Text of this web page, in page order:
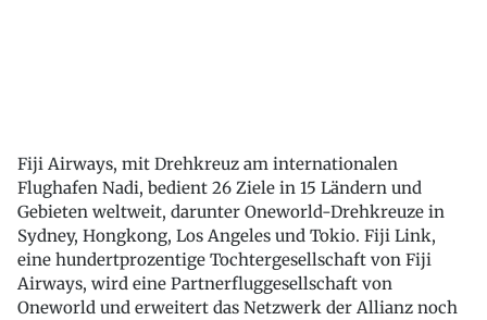
Fiji Airways, mit Drehkreuz am internationalen
Flughafen Nadi, bedient 26 Ziele in 15 Ländern und
Gebieten weltweit, darunter Oneworld-Drehkreuze in
Sydney, Hongkong, Los Angeles und Tokio. Fiji Link,
eine hundertprozentige Tochtergesellschaft von Fiji
Airways, wird eine Partnerfluggesellschaft von
Oneworld und erweitert das Netzwerk der Allianz noch